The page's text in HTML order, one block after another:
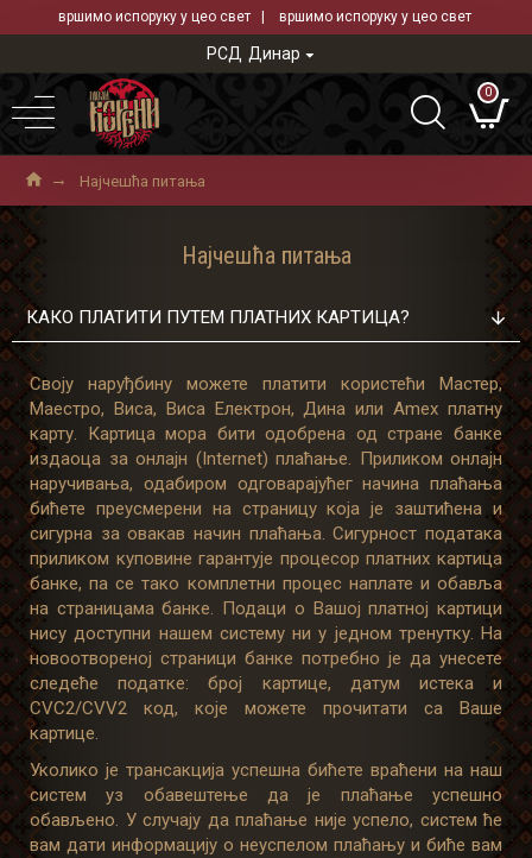
вршимо испоруку у цео свет | вршимо испоруку у цео свет
РСД Динар
0
Најчешћа питања
Најчешћа питања
КАКО ПЛАТИТИ ПУТЕМ ПЛАТНИХ КАРТИЦА?
Своју наруђбину можете платити користећи Мастер,
Маестро, Виса, Виса Електрон, Дина или Amex платну
карту. Картица мора бити одобрена од стране банке
издаоца за онлајн (Internet) плаћање. Приликом онлајн
наручивања, одабиром одговарајућег начина плаћања
бићете преусмерени на страницу која је заштићена и
сигурна за овакав начин плаћања. Сигурност података
приликом куповине гарантује процесор платних картица
банке, па се тако комплетни процес наплате и обавља
на страницама банке. Подаци о Вашој платној картици
нису доступни нашем систему ни у једном тренутку. На
новоотвореној страници банке потребно је да унесете
следеће податке: број картице, датум истека и
CVC2/CVV2 код, које можете прочитати са Ваше
картице.
Уколико је трансакција успешна бићете враћени на наш
систем уз обавештење да је плаћање успешно
обављено. У случају да плаћање није успело, систем ће
вам дати информацију о неуспелом плаћању и биће вам